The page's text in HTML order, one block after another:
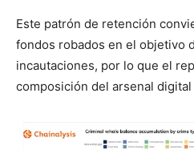
Este patrón de retención
fondos robados en el objetivo
incautaciones, por lo que el
composición del arsenal